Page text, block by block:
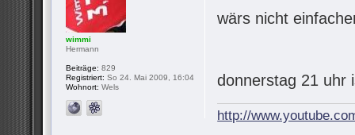
wärs nicht
donnerstag 21 uhr
http://
wimmi
Hermann
Beiträge: 829
Registriert: So 24. Mai 2009, 16:04
Wohnort: Wels